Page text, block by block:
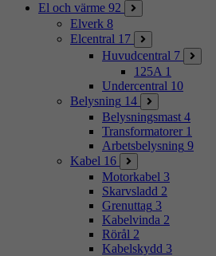
El och värme 92
Elverk 8
Elcentral 17
Huvudcentral 7
125A 1
Undercentral 10
Belysning 14
Belysningsmast 4
Transformatorer 1
Arbetsbelysning 9
Kabel 16
Motorkabel 3
Skarvsladd 2
Grenuttag 3
Kabelvinda 2
Rörål 2
Kabelskydd 3